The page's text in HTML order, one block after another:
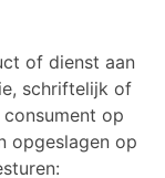
of dienst aan
schriftelijk of
op
opgeslagen op